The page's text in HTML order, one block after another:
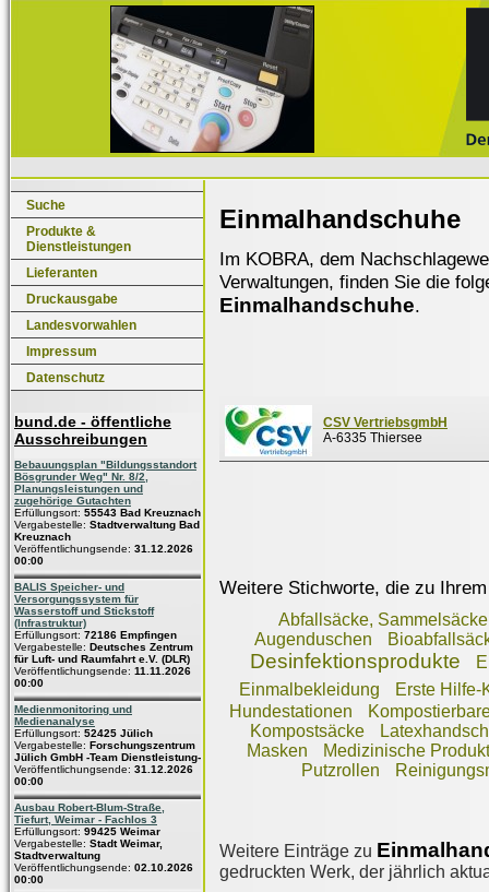
Suche
Produkte &
Dienstleistungen
Lieferanten
Druckausgabe
Landesvorwahlen
Impressum
Datenschutz
bund.de - öffentliche
Ausschreibungen
Bebauungsplan "Bildungsstandort
Bösgrunder Weg" Nr. 8/2,
Planungsleistungen und
zugehörige Gutachten
Erfüllungsort: 55543 Bad Kreuznach
Vergabestelle: Stadtverwaltung Bad
Kreuznach
Veröffentlichungsende: 31.12.2026
00:00
BALIS Speicher- und
Versorgungssystem für
Wasserstoff und Stickstoff
(Infrastruktur)
Erfüllungsort: 72186 Empfingen
Vergabestelle: Deutsches Zentrum
für Luft- und Raumfahrt e.V. (DLR)
Veröffentlichungsende: 11.11.2026
00:00
Medienmonitoring und
Medienanalyse
Erfüllungsort: 52425 Jülich
Vergabestelle: Forschungszentrum
Jülich GmbH -Team Dienstleistung-
Veröffentlichungsende: 31.12.2026
00:00
Ausbau Robert-Blum-Straße,
Tiefurt, Weimar - Fachlos 3
Erfüllungsort: 99425 Weimar
Vergabestelle: Stadt Weimar,
Stadtverwaltung
Veröffentlichungsende: 02.10.2026
00:00
Einmalhandschuhe
Im KOBRA, dem
Verwaltungen, finden Sie die
Einmalhandschuhe.
CSV VertriebsgmbH
A-6335 Thiersee
Weitere Stichworte, die zu
Abfallsäcke,
Augenduschen
Desinfektionsprodukte
Einmalbekleidung
Erste Hilfe-
Hundestationen
Kompostsäcke
Masken
Medizinische
Putzrollen
Weitere Einträge zu
gedruckten Werk, der jährlich